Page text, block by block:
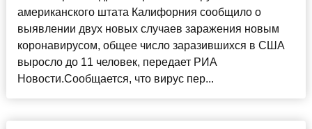
американского штата Калифорния сообщило о
выявлении двух новых случаев заражения новым
коронавирусом, общее число заразившихся в США
выросло до 11 человек, передает РИА
Новости.Сообщается, что вирус пер...